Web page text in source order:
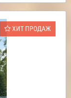
ХИТ ПРОДАЖ